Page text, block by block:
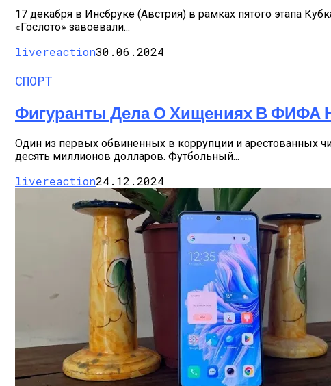
17 декабря в Инсбруке (Австрия) в рамках пятого этапа
«Гослото» завоевали...
livereaction30.06.2024
СПОРТ
Фигуранты Дела О Хищениях В ФИФА
Один из первых обвиненных в коррупции и арестованных
десять миллионов долларов. Футбольный...
livereaction24.12.2024